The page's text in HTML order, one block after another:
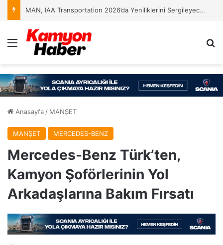
MAN, IAA Transportation 2026’da Yeniliklerini Sergileyecek
Menü
Anasayfa / MANŞET
MANŞET MERCEDES-BENZ
Mercedes-Benz Türk’ten,
Kamyon Şoförlerinin Yol
Arkadaşlarına Bakım Fırsatı